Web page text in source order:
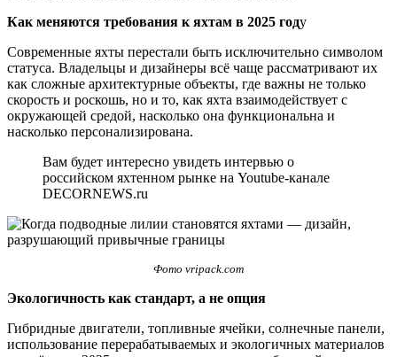
Как меняются требования к яхтам в 2025 году
Современные яхты перестали быть исключительно символом
статуса. Владельцы и дизайнеры всё чаще рассматривают их
как сложные архитектурные объекты, где важны не только
скорость и роскошь, но и то, как яхта взаимодействует с
окружающей средой, насколько она функциональна и
насколько персонализирована.
Вам будет интересно увидеть интервью о
российском яхтенном рынке на Youtube-канале
DECORNEWS.ru
Фото vripack.com
Экологичность как стандарт, а не опция
Гибридные двигатели, топливные ячейки, солнечные панели,
использование перерабатываемых и экологичных материалов